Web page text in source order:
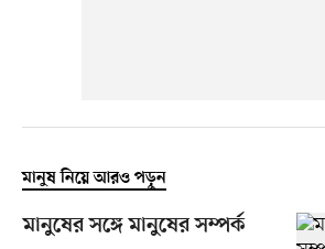
মানুষ নিয়ে আরও পড়ুন
মানুষের সঙ্গে মানুষের সম্পর্ক